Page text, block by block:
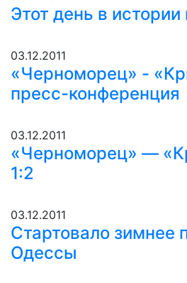
Этот день в истории
03.12.2011
«Черноморец» -
пресс-конференция
03.12.2011
«Черноморец» —
1:2
03.12.2011
Стартовало зимнее
Одессы